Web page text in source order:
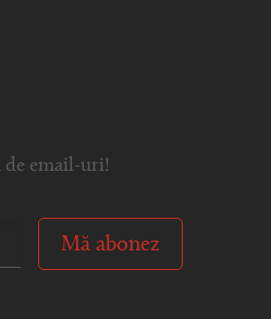
de email-uri!
Mă abonez